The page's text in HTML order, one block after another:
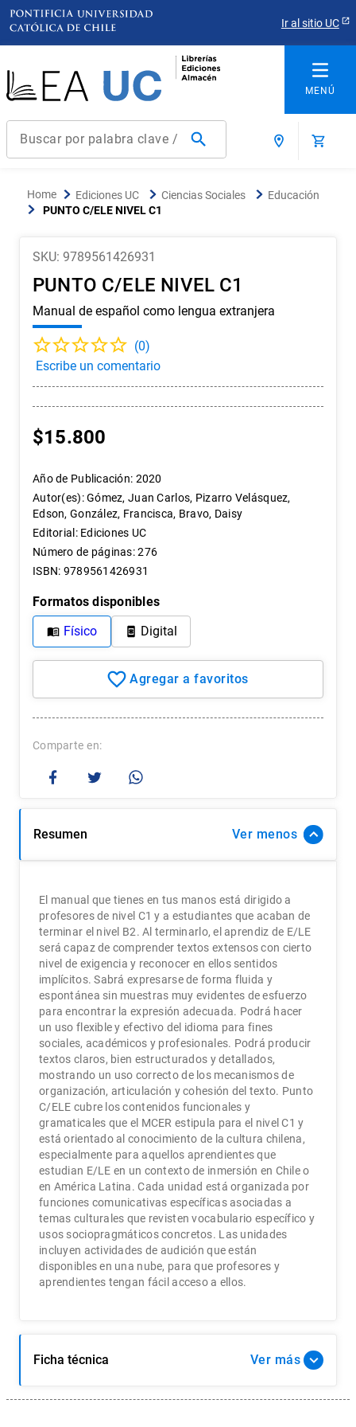
Ir al sitio UC
Buscar por palabra clave / título / autor / producto / ISBN
. derecho
arquitectura
reúso
ediciones uc
historia chile
historia
Ediciones UC Ciencias Sociales
Educación
PUNTO C/ELE NIVEL C1
SKU: 9789561426931
PUNTO C/ELE NIVEL C1
Manual de español como lengua extranjera
(0)
$15.800
Año de Publicación: 2020
Autor(es):Gómez, Juan Carlos, Pizarro Velásquez,
Edson, González, Francisca, Bravo, Daisy
Editorial: Ediciones UC
Número de páginas:276
ISBN: 9789561426931
Formatos disponibles
Físico
Digital
Comparte
Resumen Ver
El manual que tienes en tus manos está dirigido a
profesores de nivel C1 y a estudiantes que acaban de
terminar el nivel B2. Al terminarlo, el aprendiz de E/LE
será capaz de comprender textos extensos con cierto
nivel de exigencia y reconocer en ellos sentidos
implícitos. Sabrá expresarse de forma fluida y
espontánea sin muestras muy evidentes de esfuerzo
para encontrar la expresión adecuada. Podrá hacer
un uso flexible y efectivo del idioma para fines
sociales, académicos y profesionales. Podrá producir
textos claros, bien estructurados y detallados,
mostrando un uso correcto de los mecanismos de
organización, articulación y cohesión del texto. Punto
C/ELE cubre los contenidos funcionales y
gramaticales que el MCER estipula para el nivel C1 y
está orientado al conocimiento de la cultura chilena,
especialmente para aquellos aprendientes que
estudian E/LE en un contexto de inmersión en Chile o
en América Latina. Cada unidad está organizada por
funciones comunicativas específicas asociadas a
temas culturales que revisten vocabulario específico y
usos sociopragmáticos concretos. Las unidades
incluyen actividades de audición que están
disponibles en una nube, para que profesores y
aprendientes tengan fácil acceso a ellos.
Ficha técnica Ver